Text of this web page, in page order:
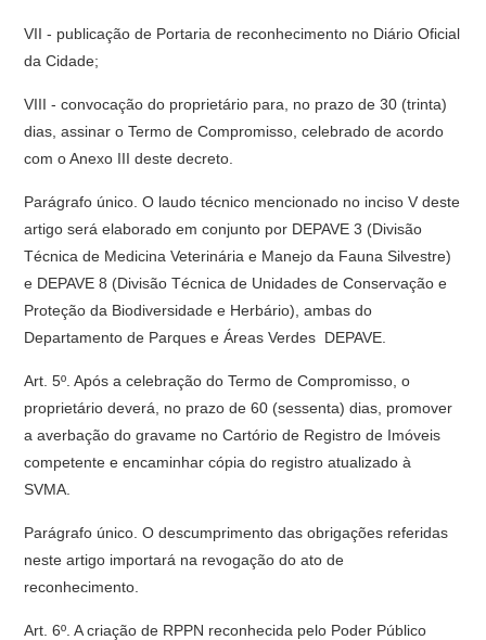
VII - publicação de Portaria de reconhecimento no Diário Oficial
da Cidade;
VIII - convocação do proprietário para, no prazo de 30 (trinta)
dias, assinar o Termo de Compromisso, celebrado de acordo
com o Anexo III deste decreto.
Parágrafo único. O laudo técnico mencionado no inciso V deste
artigo será elaborado em conjunto por DEPAVE 3 (Divisão
Técnica de Medicina Veterinária e Manejo da Fauna Silvestre)
e DEPAVE 8 (Divisão Técnica de Unidades de Conservação e
Proteção da Biodiversidade e Herbário), ambas do
Departamento de Parques e Áreas Verdes  DEPAVE.
Art. 5º. Após a celebração do Termo de Compromisso, o
proprietário deverá, no prazo de 60 (sessenta) dias, promover
a averbação do gravame no Cartório de Registro de Imóveis
competente e encaminhar cópia do registro atualizado à
SVMA.
Parágrafo único. O descumprimento das obrigações referidas
neste artigo importará na revogação do ato de
reconhecimento.
Art. 6º. A criação de RPPN reconhecida pelo Poder Público